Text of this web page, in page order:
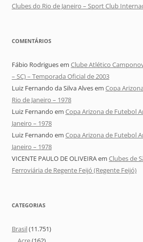
Clubes do Rio de Janeiro – Sport Club
COMENTÁRIOS
Fábio Rodriguesem Clube Atlético
– SC) – Temporada Oficial de 2003
Luiz Fernando da Silva Alvesem Copa
Rio de Janeiro – 1978
Luiz Fernando em Copa Arizona de Futebol
Janeiro – 1978
Luiz Fernando em Copa Arizona de Futebol
Janeiro – 1978
VICENTE PAULO DE OLIVEIRAem Clubes de
Ferroviária de Regente Feijó (Regente Feijó)
CATEGORIAS
Brasil(11.751)